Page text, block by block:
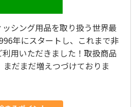
シング用品を取り扱う世界最
年にスタートし、これまで非
用いただきました！取扱商品
だまだ増えつづけておりま